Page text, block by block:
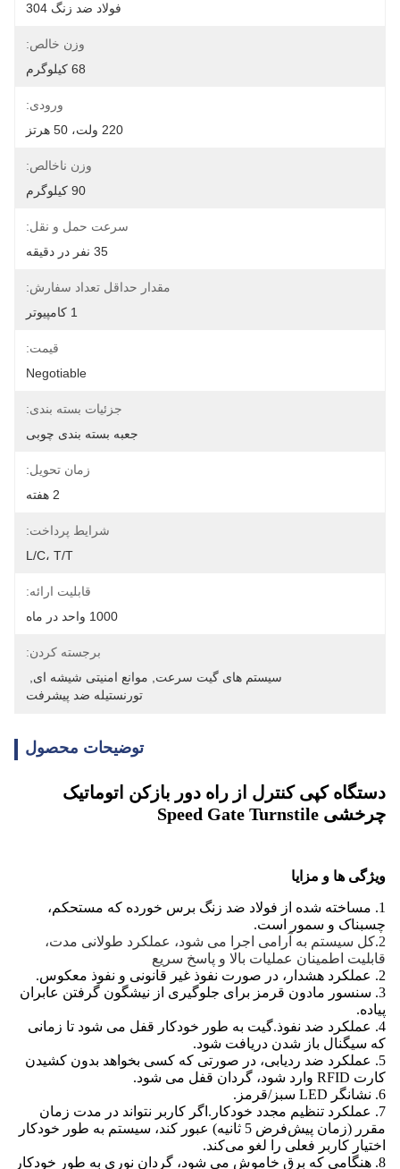
فولاد ضد زنگ 304
وزن خالص:
68 کیلوگرم
ورودی:
220 ولت، 50 هرتز
وزن ناخالص:
90 کیلوگرم
سرعت حمل و نقل:
35 نفر در دقیقه
مقدار حداقل تعداد سفارش:
1 کامپیوتر
قیمت:
Negotiable
جزئیات بسته بندی:
جعبه بسته بندی چوبی
زمان تحویل:
2 هفته
شرایط پرداخت:
L/C، T/T
قابلیت ارائه:
1000 واحد در ماه
برجسته کردن:
سیستم های گیت سرعت
موانع امنیتی شیشه ای
تورنستیله ضد پیشرفت
توضیحات محصول
دستگاه کپی کنترل از راه دور بازکن اتوماتیک
چرخشی Speed ​​Gate Turnstile
ویژگی ها و مزایا
1. م
ساخته شده از فولاد ضد زنگ برس خورده که مستحکم،
چسبناک و سمور است.
2. کل سیستم به آرامی اجرا می شود، عملکرد طولانی مدت،
قابلیت اطمینان عملیات بالا و پاسخ سریع
2. عملکرد هشدار، در صورت نفوذ غیر قانونی و نفوذ معکوس.
3. سنسور مادون قرمز برای جلوگیری از نیشگون گرفتن عابران
پیاده.
4. عملکرد ضد نفوذ.گیت به طور خودکار قفل می شود تا زمانی
که سیگنال باز شدن دریافت شود.
5. عملکرد ضد ردیابی، در صورتی که کسی بخواهد بدون کشیدن
کارت RFID وارد شود، گردان قفل می شود.
6. نشانگر LED سبز/قرمز.
7. عملکرد تنظیم مجدد خودکار.اگر کاربر نتواند در مدت زمان
مقرر (زمان پیش‌فرض 5 ثانیه) عبور کند، سیستم به طور خودکار
اختیار کاربر فعلی را لغو می‌کند.
8. هنگامی که برق خاموش می شود، گردان نوری به طور خودکار